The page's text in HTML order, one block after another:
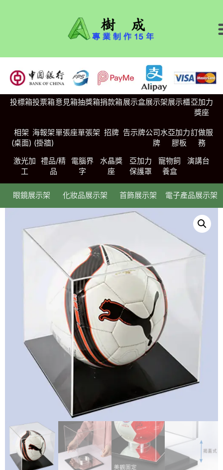
投標箱投票箱意見箱抽獎箱捐款箱展示盒展示架展示櫃亞加力
獎座
相架
(桌面)
海報架
(掛牆)
單張座單張架 招牌 告示牌公司水
牌
亞加力
膠板
訂做服
務
激光加
工
禮品/精
品
電腦界
字
水晶獎
座
亞加力
保護罩
寵物飼
養盒
演講台
眼鏡展示架 化妝品展示架 首飾展示架 電子產品展示架